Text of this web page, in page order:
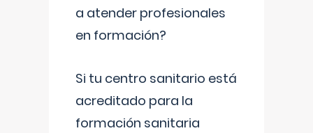
a atender profesionales
en formación?
Si tu centro sanitario está
acreditado para la
formación sanitaria